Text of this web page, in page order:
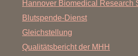
Hannover Biomedical Research
Blutspende-Dienst
Gleichstellung
Qualitätsbericht der MHH